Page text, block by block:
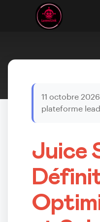
11 octobre 2026
plateforme
Juice